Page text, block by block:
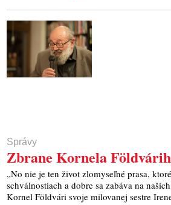
Správy
Zbrane Kornela
„No nie je ten život zlomyseľné prasa,
schválnostiach a dobre sa zabáva na
Kornel Földvári svoje milovanej sestre